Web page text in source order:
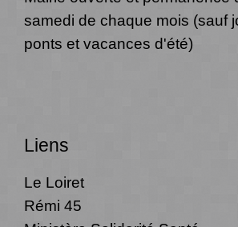
samedi de chaque mois (sauf
ponts et vacances d'été)
Liens
Le Loiret
Rémi 45